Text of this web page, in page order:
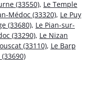
(33550), Le Temple
Médoc (33320), Le Puy
(33680), Le Pian-sur-
(33290), Le Nizan
(33110), Le Barp